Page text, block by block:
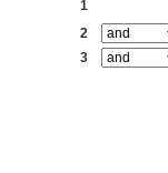
1
2
3